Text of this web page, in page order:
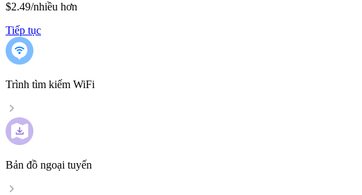
$2.49/nhiều hơn
Tiếp tục
Trình tìm kiếm WiFi
Bản đồ ngoại tuyến